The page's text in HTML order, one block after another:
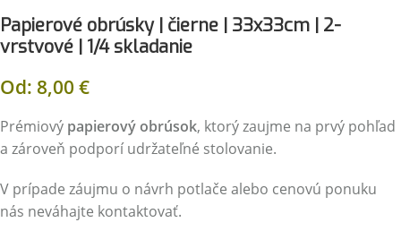
Papierové obrúsky | čierne | 33x33cm | 2-
vrstvové | 1/4 skladanie
Od: 8,00 €
Prémiový papierový obrúsok, ktorý zaujme na prvý pohľad
a zároveň podporí udržateľné stolovanie.
V prípade záujmu o návrh potlače alebo cenovú ponuku
nás neváhajte kontaktovať.